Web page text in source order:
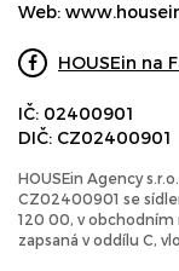
Web:
HOUSEin na
IČ: 02400901
DIČ: CZ02400901
HOUSEin Agency
CZ02400901 se
120 00, v obchodním
zapsaná v oddílu C,